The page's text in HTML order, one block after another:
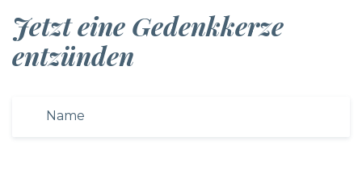
Jetzt eine Gedenkkerze
entzünden